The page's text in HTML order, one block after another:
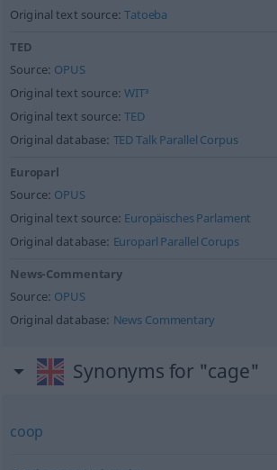
Original text source:Tatoeba
TED
Source: OPUS
Original text source:WIT³
Original text source:TED
Original database: TED Talk Parallel Corpus
Europarl
Source: OPUS
Original text source: Europäisches Parlament
Original database: Europarl Parallel Corups
News-Commentary
Source: OPUS
Original database: News Commentary
Synonyms for "cage"
coop